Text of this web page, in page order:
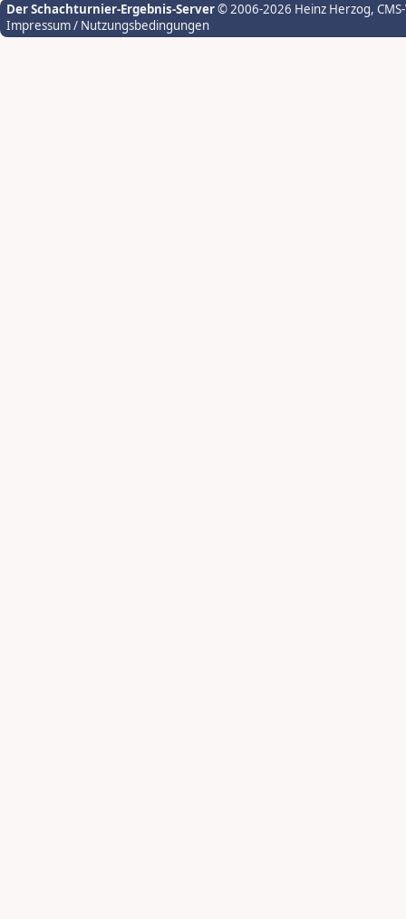
Der Schachturnier-Ergebnis-Server© 2006-2026 Heinz Herzog,
Impressum / Nutzungsbedingungen